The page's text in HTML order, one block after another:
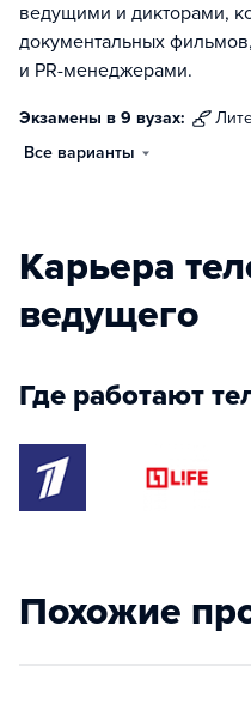
ведущими и дикторами,
документальных
и PR-менеджерами.
Экзамены в 9 вузах:
Все варианты
Карьера
ведущего
Где работают
Похожие